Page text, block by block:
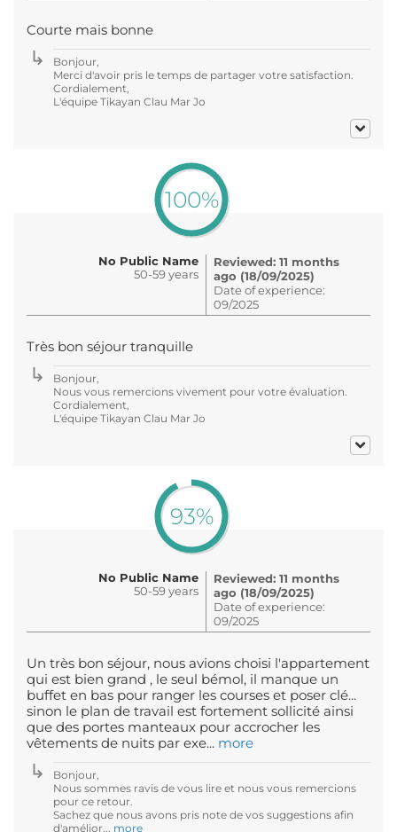
Courte mais bonne
Bonjour,
Merci d'avoir pris le temps de partager votre satisfaction.
Cordialement,
L'équipe Tikayan Clau Mar Jo
100%
No Public Name
50-59 years
Reviewed: 11 months
ago (18/09/2025)
Date of experience:
09/2025
Très bon séjour tranquille
Bonjour,
Nous vous remercions vivement pour votre évaluation.
Cordialement,
L'équipe Tikayan Clau Mar Jo
93%
No Public Name
50-59 years
Reviewed: 11 months
ago (18/09/2025)
Date of experience:
09/2025
Un très bon séjour, nous avions choisi l'appartement
qui est bien grand , le seul bémol, il manque un
buffet en bas pour ranger les courses et poser clé...
sinon le plan de travail est fortement sollicité ainsi
que des portes manteaux pour accrocher les
vêtements de nuits par exe... more
Bonjour,
Nous sommes ravis de vous lire et nous vous remercions
pour ce retour.
Sachez que nous avons pris note de vos suggestions afin
d'amélior... more